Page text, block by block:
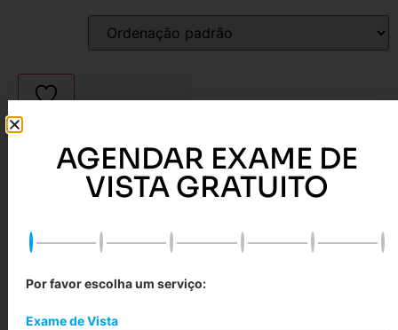
Havana
299,00 – R$ 899,00
AGENDAR EXAME DE
VISTA GRATUITO
Por favor escolha um serviço:
Exame de Vista